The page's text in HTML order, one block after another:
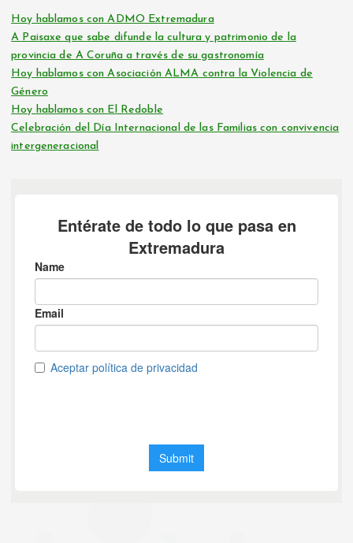
Hoy hablamos con ADMO Extremadura
A Paisaxe que sabe difunde la cultura y patrimonio de la
provincia de A Coruña a través de su gastronomía
Hoy hablamos con Asociación ALMA contra la Violencia de
Género
Hoy hablamos con El Redoble
Celebración del Día Internacional de las Familias con convivencia
intergeneracional